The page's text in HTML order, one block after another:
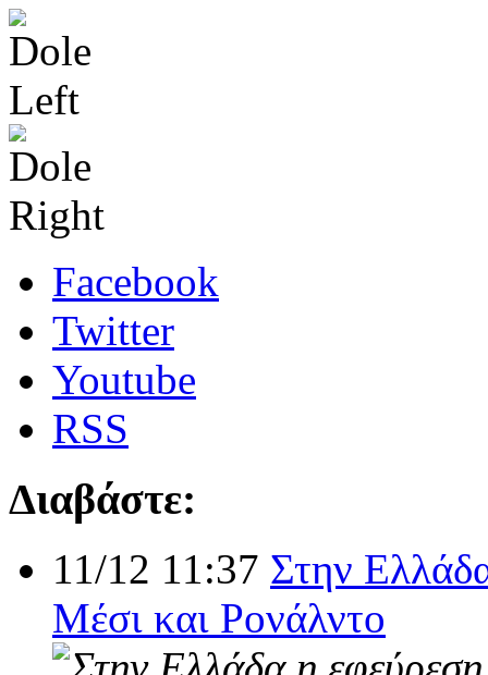
Facebook
Twitter
Youtube
RSS
Διαβάστε:
11/12 11:37 Στην
Μέσι και Ρονάλντο